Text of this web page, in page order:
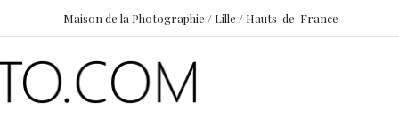
Maison de la Photographie / Lille / Hauts-de-France